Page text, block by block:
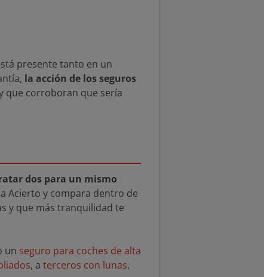
presente tanto en un
la acción de los seguros
que corroboran que sería
dos para un mismo
Acierto y compara dentro de
y que más tranquilidad te
un seguro para coches de alta
, a terceros con lunas,